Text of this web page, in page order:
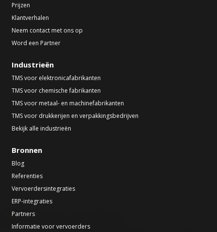
Prijzen
Klantverhalen
Neem contact met ons op
Word een Partner
Industrieën
TMS voor elektronicafabrikanten
TMS voor chemische fabrikanten
TMS voor metaal- en machinefabrikanten
TMS voor drukkerijen en verpakkingsbedrijven
Bekijk alle industrieën
Bronnen
Blog
Referenties
Vervoerdersintegraties
ERP-integraties
Partners
Informatie voor vervoerders